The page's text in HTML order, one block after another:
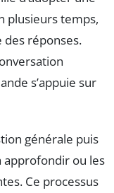
plusieurs temps,
des réponses.
s’appuie sur
générale puis
approfondir ou les
Ce processus